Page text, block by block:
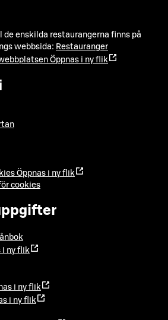
de enskilda restaurangerna finns på
webbsida: Restauranger
Öppnas i ny flik
Öppnas i ny flik
cookies
i ny flik
i ny flik
i ny flik